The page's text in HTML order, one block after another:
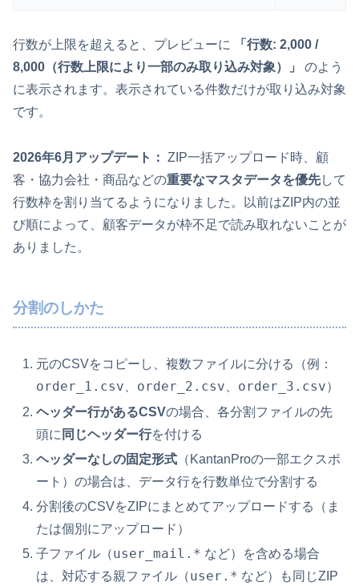
行数が上限を超えると、プレビューに
「行数: 2,000 /
8,000（行数上限により一部のみ取り込み対象）」
のよう
に表示されます。表示されている件数だけが取り込み対象
です。
2026年6月アップデート： ZIP一括アップロード時、顧
客・協力会社・商品などの重要なマスタデータを優先して
行数枠を割り当てるようになりました。以前はZIP内の並
び順によって、顧客データが枠不足で読み取れないことが
ありました。
分割のしかた
元のCSVをコピーし、複数ファイルに分ける（例：
order_1.csv、 order_2.csv、 order_3.csv）
ヘッダー行があるCSVの場合、各分割ファイルの先
頭に 同じヘッダー行を付ける
ヘッダーなしの固定形式 （KantanProの一部エクスポ
ート）の場合は、データ行を行数単位で分割する
分割後のCSVをZIPにまとめてアップロードする（ま
たは個別にアップロード）
子ファイル（user_mail.* など）を含める場合
は、対応する親ファイル（user.* など）も同じZIP